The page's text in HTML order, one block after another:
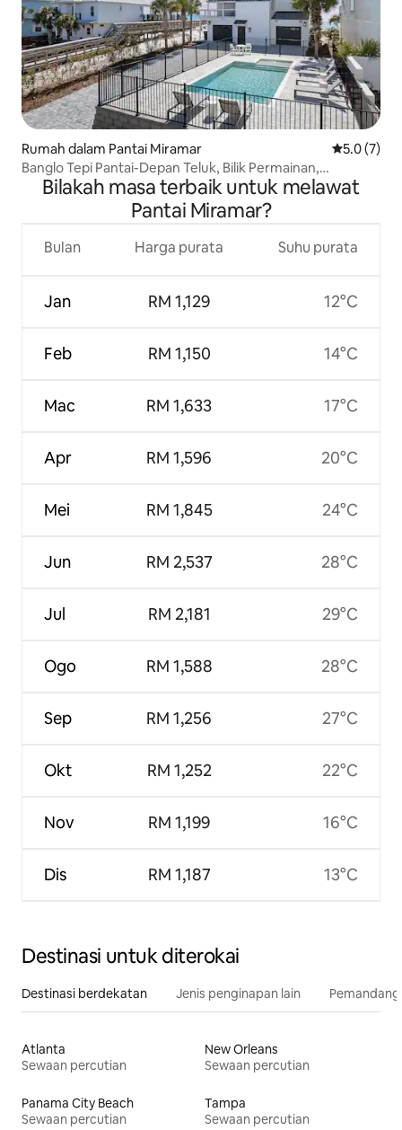
Rumah dalam Pantai Miramar Penarafan
5.0 (7)
Banglo Tepi Pantai-Depan Teluk, Bilik Permainan,
Persendirian
Bilakah masa terbaik untuk melawat
Pantai Miramar?
Bulan
Jan
Feb
Mac
Apr
Mei
Jun
Jul
Ogo
Sep
Okt
Nov
Dis
Harga purata
RM 1,129
RM 1,150
RM 1,633
RM 1,596
RM 1,845
RM 2,537
RM 2,181
RM 1,588
RM 1,256
RM 1,252
RM 1,199
RM 1,187
Suhu purata
12°C
14°C
17°C
20°C
24°C
28°C
29°C
28°C
27°C
22°C
16°C
13°C
Destinasi untuk diterokai
Destinasi berdekatan Jenis penginapan lain
Atlanta
Sewaan percutian
New Orleans
Sewaan percutian
Panama City Beach
Sewaan percutian
Tampa
Sewaan percutian